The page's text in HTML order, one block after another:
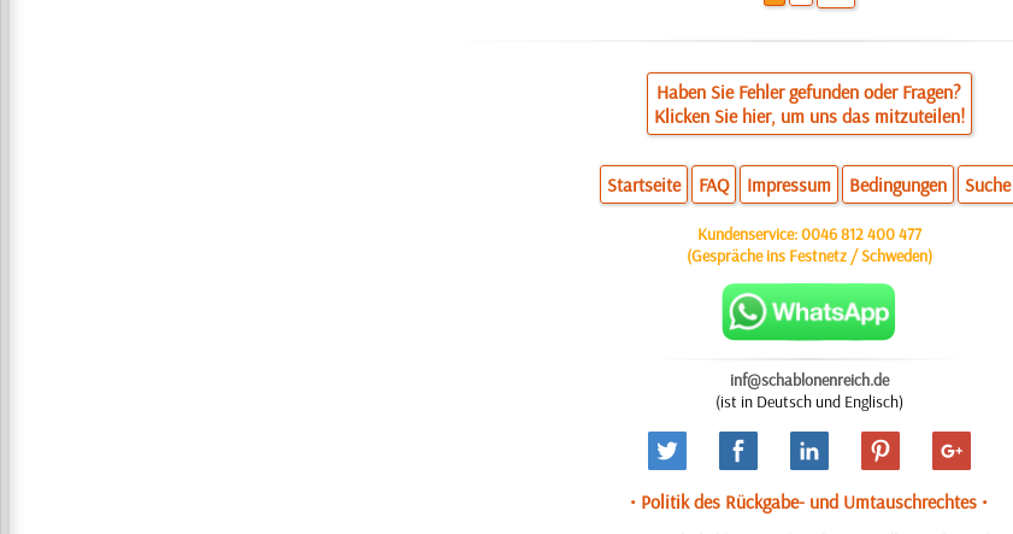
Haben Sie Fehler gefunden oder Fragen?
Klicken Sie hier, um uns das mitzuteilen!
Startseite FAQ Impressum Bedingungen Suche
Kundenservice:0046 812 400 477
(Gespräche ins Festnetz / Schweden)
inf@schablonenreich.de
(ist in Deutsch und Englisch)
• Politik des Rückgabe- und Umtauschrechtes •